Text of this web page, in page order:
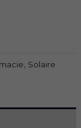
, Solaire